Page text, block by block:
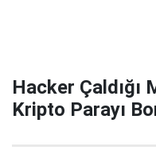
Hacker Çaldığı
Kripto Parayı